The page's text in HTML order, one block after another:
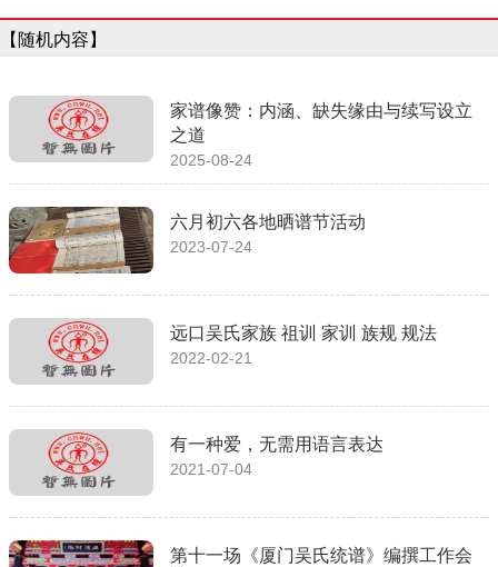
【随机内容】
家谱像赞：内涵、缺失缘由与续写设立
之道
2025-08-24
六月初六各地晒谱节活动
2023-07-24
远口吴氏家族 祖训 家训 族规 规法
2022-02-21
有一种爱，无需用语言表达
2021-07-04
第十一场《厦门吴氏统谱》编撰工作会